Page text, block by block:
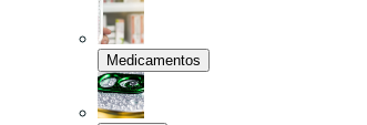
Medicamentos